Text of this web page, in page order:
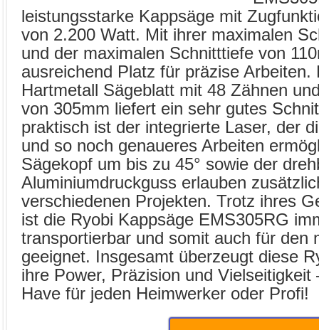
leistungsstarke Kappsäge mit
von 2.200 Watt. Mit ihrer maximalen
und der maximalen Schnitttiefe von
ausreichend Platz für präzise Arbeiten.
Hartmetall Sägeblatt mit 48 Zähnen
von 305mm liefert ein sehr gutes
praktisch ist der integrierte Laser, der
und so noch genaueres Arbeiten
Sägekopf um bis zu 45° sowie der
Aluminiumdruckguss erlauben
verschiedenen Projekten. Trotz ihres
ist die Ryobi Kappsäge EMS305RG
transportierbar und somit auch für den
geeignet. Insgesamt überzeugt diese
ihre Power, Präzision und
Have für jeden Heimwerker oder Profi!